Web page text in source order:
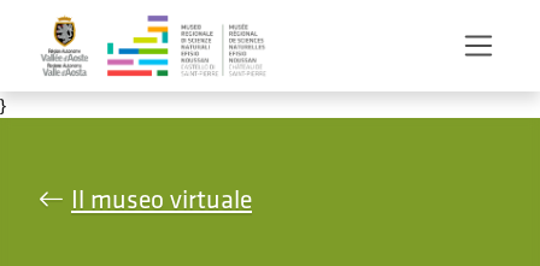
Salta al contenuto principale
}
Il museo virtuale